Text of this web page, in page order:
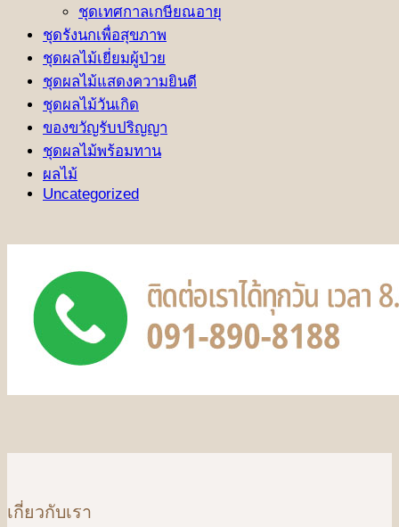
ชุดเทศกาลเกษียณอายุ
ชุดรังนกเพื่อสุขภาพ
ชุดผลไม้เยี่ยมผู้ป่วย
ชุดผลไม้แสดงความยินดี
ชุดผลไม้วันเกิด
ของขวัญรับปริญญา
ชุดผลไม้พร้อมทาน
ผลไม้
Uncategorized
เกี่ยวกับเรา